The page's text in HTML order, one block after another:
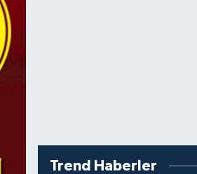
Trend Haberler